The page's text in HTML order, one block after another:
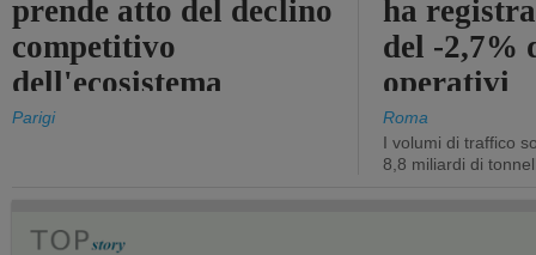
prende atto del declino
competitivo
dell'ecosistema
portuale statale
Parigi
ha
del -2,7%
operativi
Roma
I volumi di traffico
8,8 miliardi di